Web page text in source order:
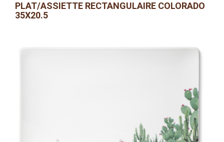
PLAT/ASSIETTE RECTANGULAIRE COLORADO
35X20.5